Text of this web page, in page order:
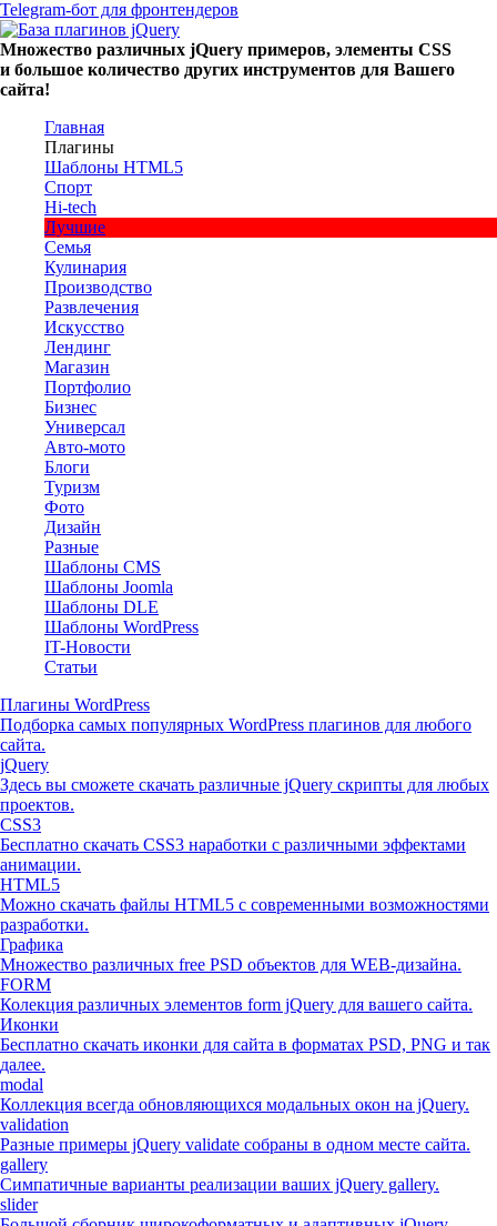
Telegram-бот для фронтендеров
Множество различных jQuery примеров, элементы CSS
и большое количество других инструментов для Вашего
сайта!
Главная
Плагины
Шаблоны HTML5
Спорт
Hi-tech
Лучшие
Семья
Кулинария
Производство
Развлечения
Искусство
Лендинг
Магазин
Портфолио
Бизнес
Универсал
Авто-мото
Блоги
Туризм
Фото
Дизайн
Разные
Шаблоны CMS
Шаблоны Joomla
Шаблоны DLE
Шаблоны WordPress
IT-Новости
Статьи
Плагины WordPress
Подборка самых популярных WordPress плагинов для любого
сайта.
jQuery
Здесь вы сможете скачать различные jQuery скрипты для любых
проектов.
CSS3
Бесплатно скачать CSS3 наработки с различными эффектами
анимации.
HTML5
Можно скачать файлы HTML5 с современными возможностями
разработки.
Графика
Множество различных free PSD объектов для WEB-дизайна.
FORM
Колекция различных элементов form jQuery для вашего сайта.
Иконки
Бесплатно скачать иконки для сайта в форматах PSD, PNG и так
далее.
modal
Коллекция всегда обновляющихся модальных окон на jQuery.
validation
Разные примеры jQuery validate собраны в одном месте сайта.
gallery
Симпатичные варианты реализации ваших jQuery gallery.
slider